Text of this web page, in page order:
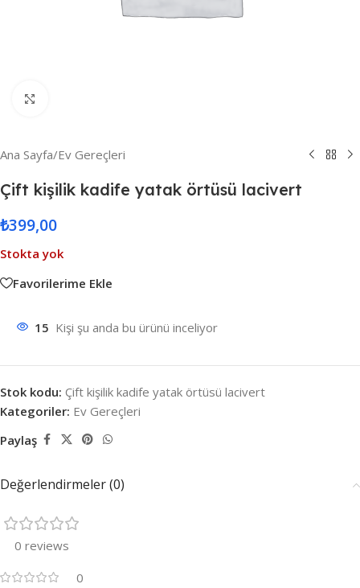
Ana Sayfa/Ev Gereçleri
Çift kişilik kadife yatak örtüsü lacivert
₺399,00
Stokta yok
Favorilerime Ekle
15 Kişi şu anda bu ürünü inceliyor
Stok kodu: Çift kişilik kadife yatak örtüsü lacivert
Kategoriler: Ev Gereçleri
Paylaş
Değerlendirmeler (0)
0 reviews
0